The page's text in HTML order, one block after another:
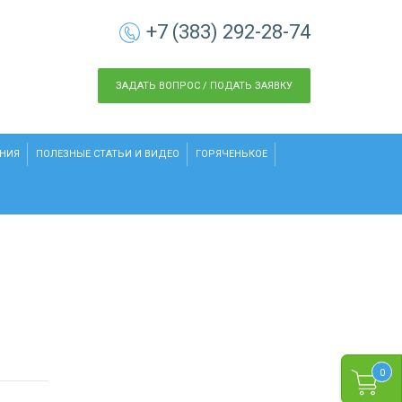
0
+7 (383) 292-28-74
ЗАДАТЬ ВОПРОС / ПОДАТЬ ЗАЯВКУ
ПОЛЕЗНЫЕ СТАТЬИ И ВИДЕО ГОРЯЧЕНЬКОЕ